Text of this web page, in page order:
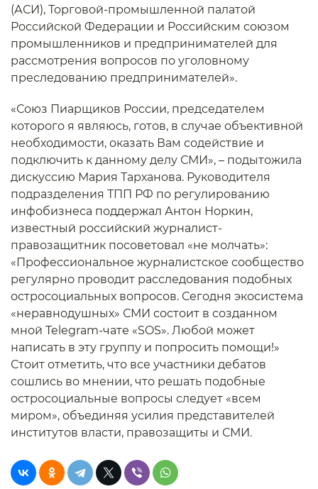
(АСИ), Торговой-промышленной палатой
Российской Федерации и Российским союзом
промышленников и предпринимателей для
рассмотрения вопросов по уголовному
преследованию предпринимателей».
«Союз Пиарщиков России, председателем
которого я являюсь, готов, в случае объективной
необходимости, оказать Вам содействие и
подключить к данному делу СМИ», – подытожила
дискуссию Мария Тарханова. Руководителя
подразделения ТПП РФ по регулированию
инфобизнеса поддержал Антон Норкин,
известный российский журналист-
правозащитник посоветовал «не молчать»:
«Профессиональное журналистское сообщество
регулярно проводит расследования подобных
остросоциальных вопросов. Сегодня экосистема
«неравнодушных» СМИ состоит в созданном
мной Telegram-чате «SOS». Любой может
написать в эту группу и попросить помощи!»
Стоит отметить, что все участники дебатов
сошлись во мнении, что решать подобные
остросоциальные вопросы следует «всем
миром», объединяя усилия представителей
институтов власти, правозащиты и СМИ.